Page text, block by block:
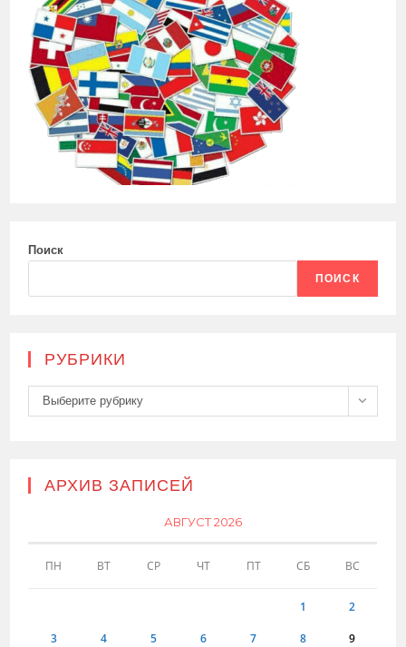
Поиск
ПОИСК
РУБРИКИ
Рубрики
Выберите рубрику
АРХИВ ЗАПИСЕЙ
АВГУСТ 2026
ПН ВТ СР ЧТ ПТ СБ ВС
1 2
3 4 5 6 7 8 9